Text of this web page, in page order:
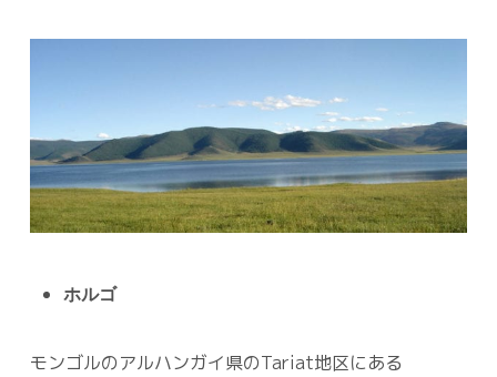
ホルゴ
モンゴルのアルハンガイ県のTariat地区にある